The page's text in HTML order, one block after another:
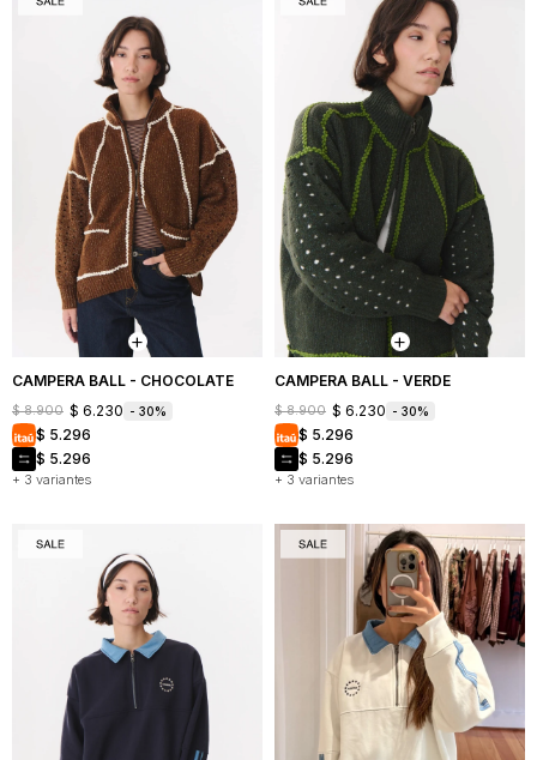
CAMPERA BALL - CHOCOLATE
+ 3 variantes
$ 8.900 $ 6.230 30
$ 5.296
$ 5.296
CAMPERA BALL - VERDE
+ 3 variantes
$ 8.900 $ 6.230 30
$ 5.296
$ 5.296